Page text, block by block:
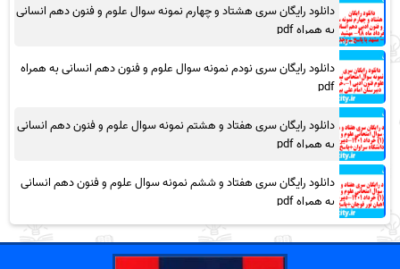
دانلود رایگان سری هشتاد و چهارم نمونه سوال علوم و فنون دهم انسانی
به همراه pdf
دانلود رایگان سری نودم نمونه سوال علوم و فنون دهم انسانی به همراه
pdf
دانلود رایگان سری هفتاد و هشتم نمونه سوال علوم و فنون دهم انسانی
به همراه pdf
دانلود رایگان سری هفتاد و ششم نمونه سوال علوم و فنون دهم انسانی
به همراه pdf